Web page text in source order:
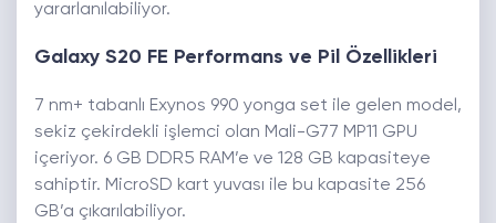
yararlanılabiliyor.
Galaxy S20 FE Performans ve Pil Özellikleri
7 nm+ tabanlı Exynos 990 yonga set ile gelen model,
sekiz çekirdekli işlemci olan Mali-G77 MP11 GPU
içeriyor. 6 GB DDR5 RAM’e ve 128 GB kapasiteye
sahiptir. MicroSD kart yuvası ile bu kapasite 256
GB’a çıkarılabiliyor.